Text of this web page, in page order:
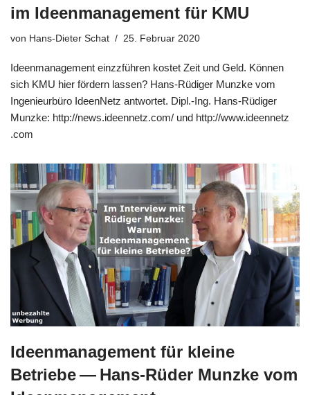
im Ideenmanagement für KMU
von Hans-Dieter Schat 25. Februar 2020
Ideen­ma­nage­ment einzz­füh­ren kostet Zeit und Geld. Kön­nen
sich KMU hier för­dern las­sen? Hans-Rüdi­­ger Munz­ke vom
Inge­nieur­bü­ro Ideen­Netz ant­wor­tet. Dipl.-Ing. Hans-Rüdi­­ger
Munz­ke: http://​news​.ideen​netz​.com/ und http://​www​.ideen​netz​
.com
Ideenmanagement für kleine
Betriebe — Hans-Rüder Munzke vom